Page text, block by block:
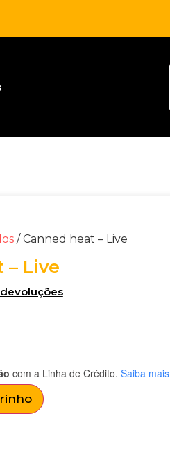
/ Canned heat – Live
– Live
com a Linha de Crédito. Saiba mais